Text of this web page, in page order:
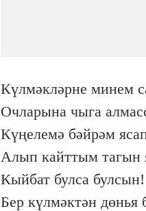
Күлмәкләрне минем
Очларына чыга
Күңелемә бәйрәм
Алып кайттым тагын
Кыйбат булса
Бер күлмәктән дөнья